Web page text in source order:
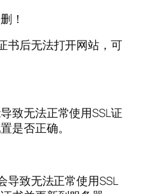
！
书后无法打开网站，可
致无法正常使用SSL证
是否正确。
导致无法正常使用SSL